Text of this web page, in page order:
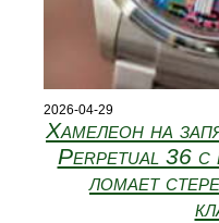
2026-04-29
Хамелеон на
Perpetual 36 с
ломает